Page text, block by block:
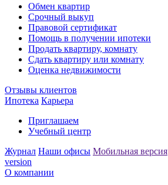
Обмен квартир
Срочный выкуп
Правовой сертификат
Помощь в получении ипотеки
Продать квартиру, комнату
Сдать квартиру или комнату
Оценка недвижимости
Отзывы клиентов
Ипотека Карьера
Приглашаем
Учебный центр
Журнал Наши офисы Мобильная версия
version
О компании